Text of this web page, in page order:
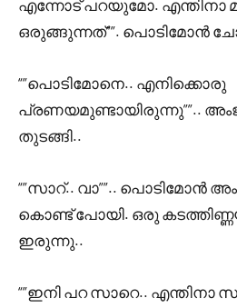
എന്നോട് പറയുമോ. എന്തിനാ
ഒരുങ്ങുന്നത്””. പൊടിമോൻ
“”പൊടിമോനെ.. എനിക്കൊരു
പ്രണയമുണ്ടായിരുന്നു””..
തുടങ്ങി..
“”സാറ്.. വാ””.. പൊടിമോൻ
കൊണ്ട് പോയി. ഒരു
ഇരുന്നു..
“”ഇനി പറ സാറെ.. എന്തിനാ